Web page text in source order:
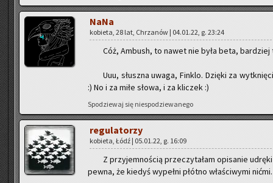
NaNa
ko­bie­ta, 28 lat, Chrza­nów | 04.01.22, g. 23:24
Cóż, Am­bush, to nawet nie była beta,
Uuu, słusz­na uwaga, Fin­klo. Dzię­ki za
:) No i za miłe słowa, i za kli­czek :)
Spo­dzie­waj się nie­spo­dzie­wa­ne­go
re­gu­la­to­rzy
ko­bie­ta, Łódź | 05.01.22, g. 16:09
Z przy­jem­no­ścią prze­czy­ta­łam opi­sa­nie
pewna, że kie­dyś wy­peł­ni płót­no wła­ści­wy­mi